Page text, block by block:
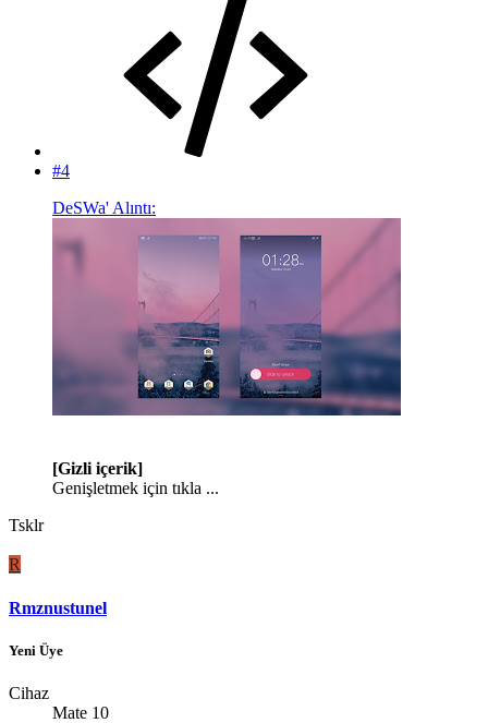
#4
DeSWa' Alıntı:
[Gizli içerik]
Genişletmek için tıkla ...
Tsklr
R
Rmznustunel
Yeni Üye
Cihaz
Mate 10